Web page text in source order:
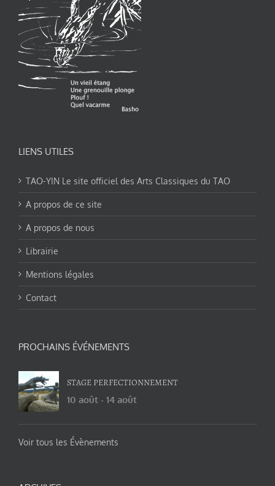
LIENS UTILES
TAO-YIN Le site officiel des Arts Classiques du TAO
A propos de ce site
A propos de nous
Librairie
Mentions légales
Contact
PROCHAINS ÉVÉNEMENTS
STAGE PERFECTIONNEMENT
10 août - 14 août
Voir tous les Évènements